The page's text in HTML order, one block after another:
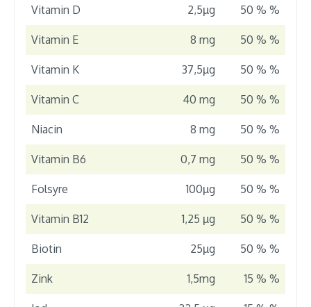
Vitamin D 2,5µg 50 % %
Vitamin E 8 mg 50 % %
Vitamin K 37,5µg 50 % %
Vitamin C 40 mg 50 % %
Niacin 8 mg 50 % %
Vitamin B6 0,7 mg 50 % %
Folsyre 100µg 50 % %
Vitamin B12 1,25 µg 50 % %
Biotin 25µg 50 % %
Zink 1,5mg 15 % %